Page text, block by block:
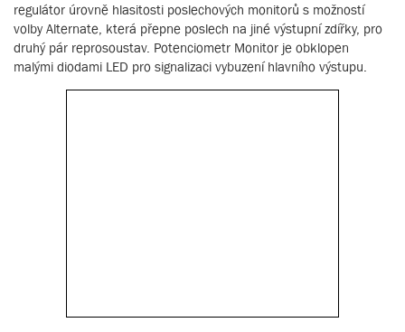
regulátor úrovně hlasitosti poslechových monitorů s možností
volby Alternate, která přepne poslech na jiné výstupní zdířky, pro
druhý pár reprosoustav. Potenciometr Monitor je obklopen
malými diodami LED pro signalizaci vybuzení hlavního výstupu.